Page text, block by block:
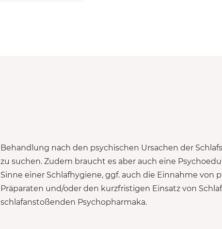
schlafanstoßenden Psychopharmaka.